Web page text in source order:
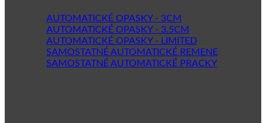
AUTOMATICKÉ OPASKY - 3CM
AUTOMATICKÉ OPASKY - 3.5CM
AUTOMATICKÉ OPASKY - LIMITED
SAMOSTATNÉ AUTOMATICKÉ REMENE
SAMOSTATNÉ AUTOMATICKÉ PRACKY